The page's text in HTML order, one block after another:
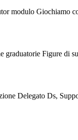
modulo Giochiamo
graduatorie Figure di
Delegato Ds,